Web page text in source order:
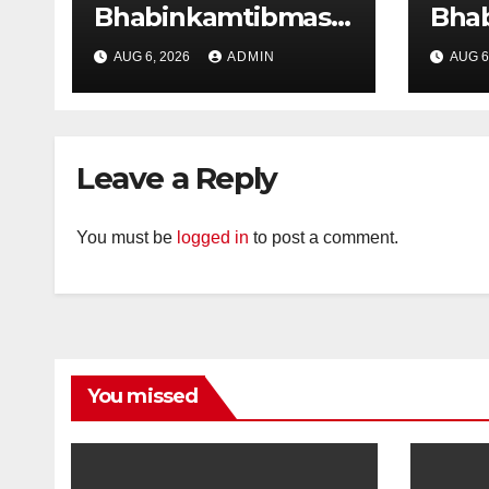
Bhabinkamtibmas
dan Tiga Pilar
Kelurahan Ungaran
Perkuat
Ronda
AUG 6, 2026 ADMIN
dan
AUG
Leave a Reply
You must be logged in to post a comment.
You missed